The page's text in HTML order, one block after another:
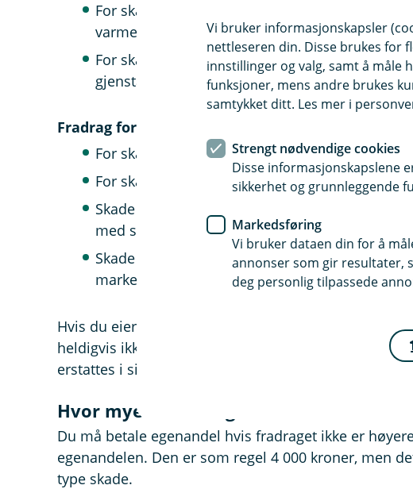
For skade på varmepumpe jord-luft-vann
varmepumpen er eldre enn 5 år.
For skade på boblebad og lignende trekkes 10
gjenstanden er eldre enn 1 år.
Fradrag for innbo og løsøre
For skade på hvite- og brunevarer trekkes 10
For skade på sykkel/tilhenger trekkes 10
Skade på brukte ting, som enten er skaffet ved
med summen det koster å skaffe tilsvarende
Skade på datamaskiner, nettbrett og
markedspris for tilsvarende brukt utstyr.
Hvis du eier verdifulle samlinger, kunst, aktiviteter
heldigvis ikke uroe deg for at det skal bli trukket
erstattes i sin fulle verdi.
Hvor mye er det i egenandel?
Du må betale egenandel hvis fradraget ikke er
egenandelen. Den er som regel 4 000 kroner, men
type skade.
Vi bruker informasjonskapsler
nettleseren din. Disse brukes for
innstillinger og valg, samt å måle
funksjoner, mens andre brukes
samtykket ditt. Les mer i
Strengt nødvendige cookies
Disse informasjonskapslene
sikkerhet og grunnleggende
Markedsføring
Vi bruker dataen din for å
annonser som gir resultater,
deg personlig tilpassede